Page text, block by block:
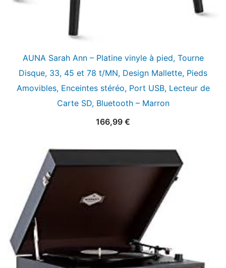
AUNA Sarah Ann – Platine vinyle à pied, Tourne
Disque, 33, 45 et 78 t/MN, Design Mallette, Pieds
Amovibles, Enceintes stéréo, Port USB, Lecteur de
Carte SD, Bluetooth – Marron
166,99 €